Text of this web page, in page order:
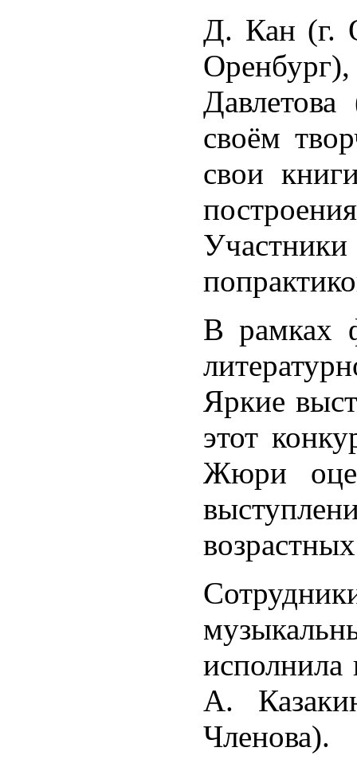
Д. Кан (г.
своём
свои
В рамках
Яркие
этот
Жюри
А.
Членова).